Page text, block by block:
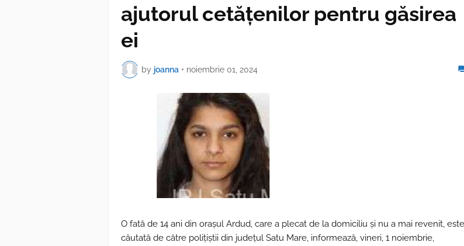
ajutorul cetățenilor pentru găsirea
ei
by joanna • noiembrie 01, 2024
O fată de 14 ani din oraşul Ardud, care a plecat de la domiciliu şi nu a mai revenit, este
căutată de către poliţiştii din judeţul Satu Mare, informează, vineri, 1 noiembrie,